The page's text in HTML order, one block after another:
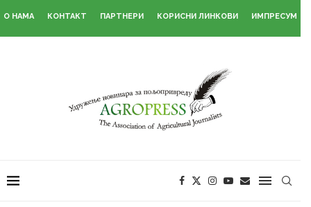
О НАМА КОНТАКТ ПАРТНЕРИ КОРИСНИ ЛИНКОВИ ИМПРЕСУМ